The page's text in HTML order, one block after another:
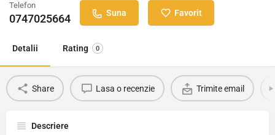
Telefon
0747025664 Suna Favorit
Detalii Rating 0
Share Lasa o recenzie Trimite email
Descriere